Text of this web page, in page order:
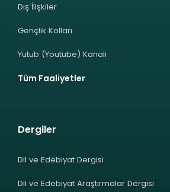
Dış İlişkiler
Gençlik Kolları
Yutub (Youtube) Kanalı
Tüm Faaliyetler
Dergiler
Dil ve Edebiyat Dergisi
Dil ve Edebiyat Araştırmalar Dergisi